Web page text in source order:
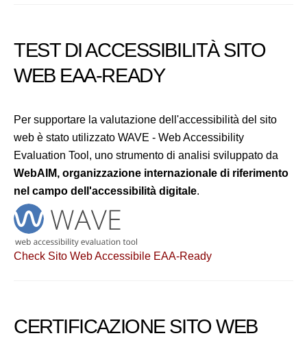
TEST DI ACCESSIBILITÀ SITO
WEB EAA-READY
Per supportare la valutazione dell'accessibilità del sito
web è stato utilizzato WAVE - Web Accessibility
Evaluation Tool, uno strumento di analisi sviluppato da
WebAIM, organizzazione internazionale di riferimento
nel campo dell'accessibilità digitale.
Check Sito Web Accessibile EAA-Ready
CERTIFICAZIONE SITO WEB